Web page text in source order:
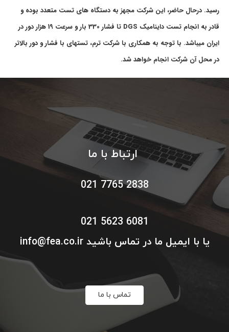
رسید. درحال حاضر، این شرکت مجهز به دستگاه های تست متعدد بوده و
قادر به انجام تست داینامیک DGS تا فشار 330 بار و سرعت 19 هزار دور در
ایران میباشد. با توجه به همکاری با شرکت ترم، تستهای با فشار و دور بالاتر
در محل آن شرکت انجام خواهد شد.
ارتباط با ما
2838 7765 021
6081 5623 021
یا با ایمیل ما در تماس باشید
info@fea.co.ir
تماس با ما